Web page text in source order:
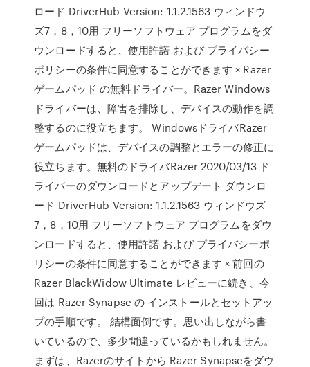
ロード DriverHub Version: 1.1.2.1563 ウィンドウ
ズ7，8，10用 フリーソフトウェア プログラムをダ
ウンロードすると、使用許諾 および プライバシー
ポリシーの条件に同意することができます × Razer
ゲームパッド の無料ドライバー。Razer Windows
ドライバーは、障害を排除し、デバイスの動作を調
整するのに役立ちます。 WindowsドライバRazer
ゲームパッドは、デバイスの調整とエラーの修正に
役立ちます。無料のドライバRazer 2020/03/13 ド
ライバーのダウンロードとアップデート ダウンロ
ード DriverHub Version: 1.1.2.1563 ウィンドウズ
7，8，10用 フリーソフトウェア プログラムをダウ
ンロードすると、使用許諾 および プライバシーポ
リシーの条件に同意することができます × 前回の
Razer BlackWidow Ultimate レビューに続き、今
回は Razer Synapse の インストールとセットアッ
プの手順です。 結構面倒です。思い出しながら書
いているので、多少間違っているかもしれません。
まずは、Razerのサイトから Razer Synapseをダウ